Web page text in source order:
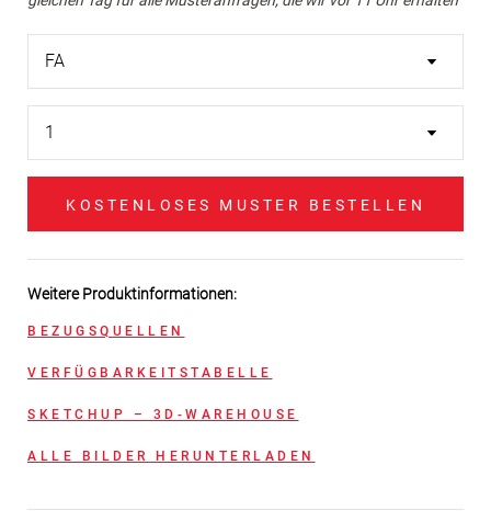
KOSTENLOSES MUSTER BESTELLEN
Weitere Produktinformationen:
BEZUGSQUELLEN
VERFÜGBARKEITSTABELLE
SKETCHUP – 3D-WAREHOUSE
ALLE BILDER HERUNTERLADEN